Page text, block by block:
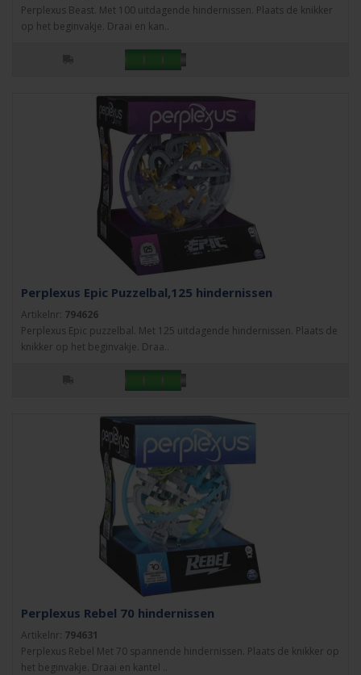
Perplexus Beast. Met 100 uitdagende hindernissen. Plaats de knikker
op het beginvakje. Draai en kan..
Perplexus Epic Puzzelbal,125 hindernissen
Artikelnr: 794626
Perplexus Epic puzzelbal. Met 125 uitdagende hindernissen. Plaats de
knikker op het beginvakje. Draa..
Perplexus Rebel 70 hindernissen
Artikelnr: 794631
Perplexus Rebel Met 70 spannende hindernissen. Plaats de knikker op
het beginvakje. Draai en kantel ..